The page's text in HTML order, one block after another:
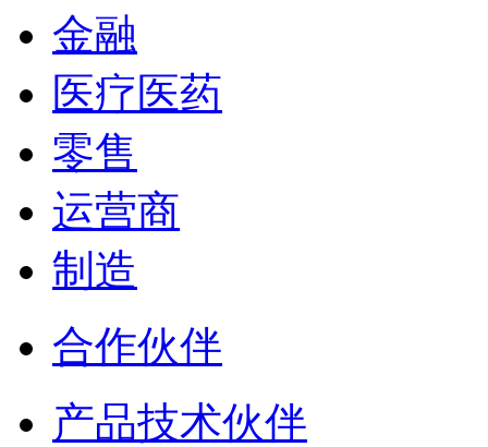
金融
医疗医药
零售
运营商
制造
合作伙伴
产品技术伙伴